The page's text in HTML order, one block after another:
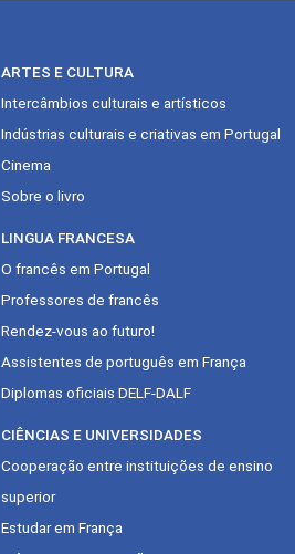
ARTES E CULTURA
Intercâmbios culturais e artísticos
Indústrias culturais e criativas em Portugal
Cinema
Sobre o livro
LINGUA FRANCESA
O francês em Portugal
Professores de francês
Rendez-vous ao futuro!
Assistentes de português em França
Diplomas oficiais DELF-DALF
CIÊNCIAS E UNIVERSIDADES
Cooperação entre instituições de ensino
superior
Estudar em França